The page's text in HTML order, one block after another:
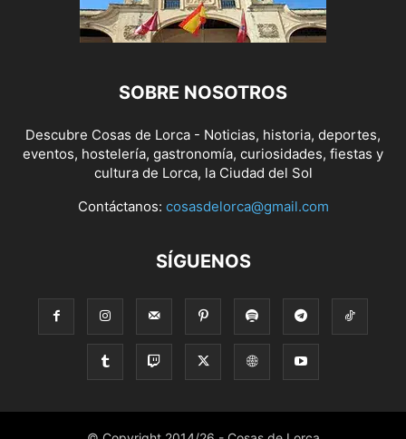
SOBRE NOSOTROS
Descubre Cosas de Lorca - Noticias, historia, deportes,
eventos, hostelería, gastronomía, curiosidades, fiestas y
cultura de Lorca, la Ciudad del Sol
Contáctanos: cosasdelorca@gmail.com
SÍGUENOS